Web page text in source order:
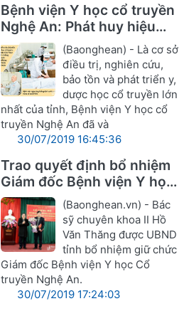
Bệnh viện Y học cổ truyền
Nghệ An: Phát huy hiệu
quả Đông y trong điều trị
(Baonghean) - Là cơ sở
điều trị, nghiên cứu,
bảo tồn và phát triển y,
dược học cổ truyền lớn
nhất của tỉnh, Bệnh viện Y học cổ
truyền Nghệ An đã và
30/07/2019 16:45:36
Trao quyết định bổ nhiệm
Giám đốc Bệnh viện Y học
cổ truyền Nghệ An
(Baonghean.vn) - Bác
sỹ chuyên khoa II Hồ
Văn Thăng được UBND
tỉnh bổ nhiệm giữ chức
Giám đốc Bệnh viện Y học Cổ
truyền Nghệ An.
30/07/2019 17:24:03